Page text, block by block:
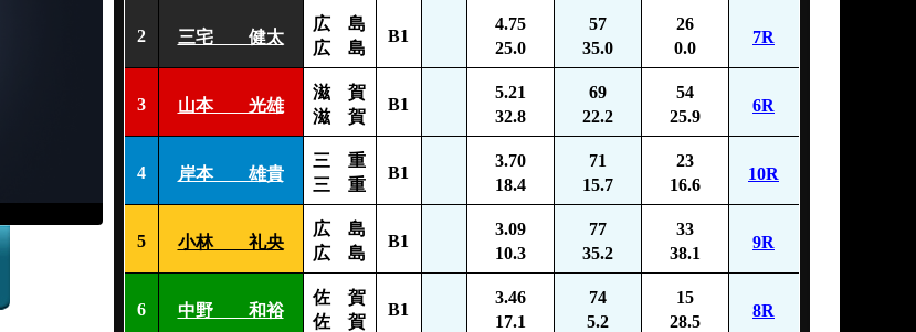
2 三宅 健太
広 島
広 島
B1
4.75
25.0
57
35.0
26
0.0
7R
3 山本 光雄
滋 賀
滋 賀
B1
5.21
32.8
69
22.2
54
25.9
6R
4 岸本 雄貴
三 重
三 重
B1
3.70
18.4
71
15.7
23
16.6
10R
5 小林 礼央
広 島
広 島
B1
3.09
10.3
77
35.2
33
38.1
9R
6 中野 和裕
佐 賀
佐 賀
B1
3.46
17.1
74
5.2
15
28.5
8R